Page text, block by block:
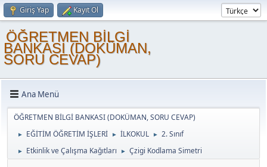
Giriş Yap Kayıt Ol
ÖĞRETMEN BİLGİ
BANKASI (DOKÜMAN,
SORU CEVAP)
Ana Menü
ÖĞRETMEN BİLGİ BANKASI (DOKÜMAN, SORU CEVAP)
► EĞİTİM ÖĞRETİM İŞLERİ ► İLKOKUL ► 2. Sınıf
► Etkinlik ve Çalışma Kağıtları ► Çzigi Kodlama Simetri